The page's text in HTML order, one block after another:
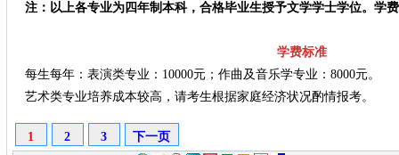
注：以上各专业为四年制本科，合格毕业生授予文学学士学位。 学
学费标准
每生每年：表演类专业：10000元；作曲及音乐学专业：8000元。
艺术类专业培养成本较高，请考生根据家庭经济状况酌情报考。
1 2 3 下一页